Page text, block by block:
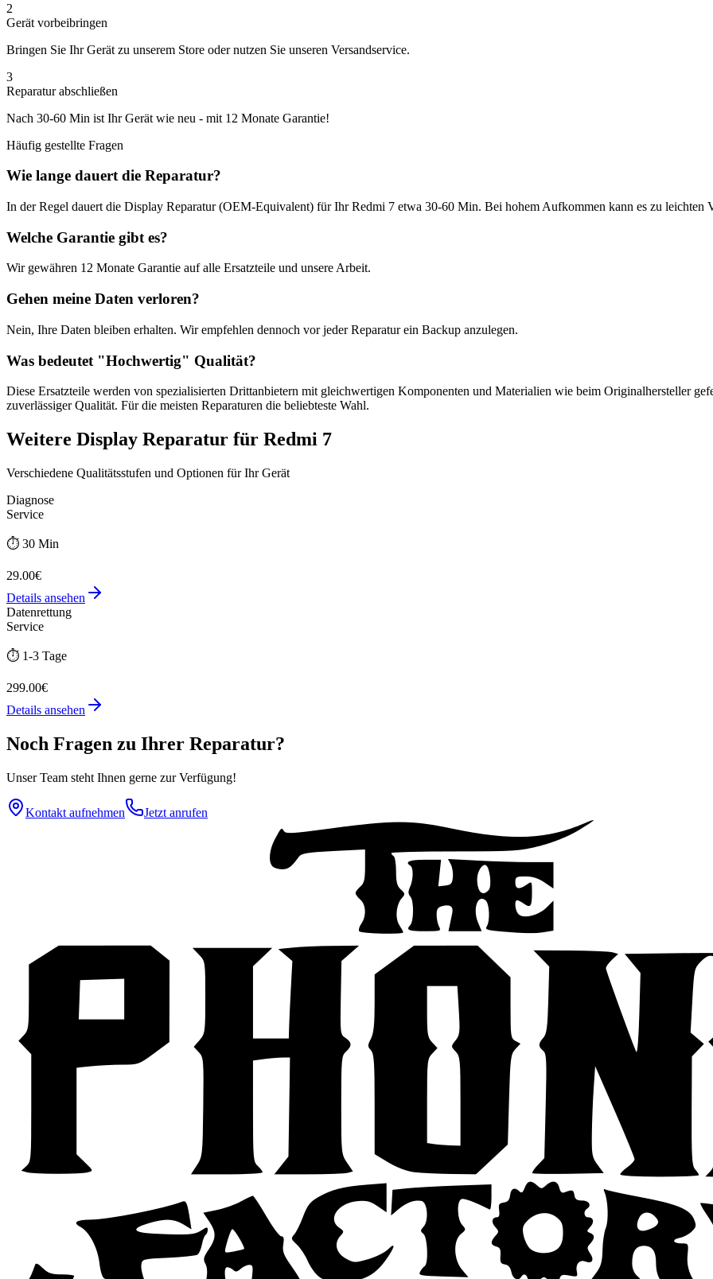
2
Gerät vorbeibringen
Bringen Sie Ihr Gerät zu unserem Store oder nutzen Sie unseren Versandservice.
3
Reparatur abschließen
Nach 30-60 Min ist Ihr Gerät wie neu - mit 12 Monate Garantie!
Häufig gestellte Fragen
Wie lange dauert die Reparatur?
In der Regel dauert die Display Reparatur (OEM-Equivalent) für IhrRedmi 7 etwa 30-60 Min. Bei hohem Aufkommen kann es zu leichten
Welche Garantie gibt es?
Wir gewähren 12 Monate Garantie auf alle Ersatzteile und unsere Arbeit.
Gehen meine Daten verloren?
Nein, Ihre Daten bleiben erhalten. Wir empfehlen dennoch vor jeder Reparatur ein Backup anzulegen.
Was bedeutet "Hochwertig" Qualität?
Diese Ersatzteile werden von spezialisierten Drittanbietern mit gleichwertigen Komponenten und Materialien wie beim Originalhersteller
zuverlässiger Qualität. Für die meisten Reparaturen die beliebteste Wahl.
Weitere Display Reparatur für Redmi 7
Verschiedene Qualitätsstufen und Optionen für Ihr Gerät
Diagnose
Service
⏱️ 30 Min
29.00€
Details ansehen
Datenrettung
Service
⏱️ 1-3 Tage
299.00€
Details ansehen
Noch Fragen zu Ihrer Reparatur?
Unser Team steht Ihnen gerne zur Verfügung!
Kontakt aufnehmen Jetzt anrufen